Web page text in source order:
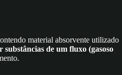
material absorvente utilizado
de um fluxo (gasoso